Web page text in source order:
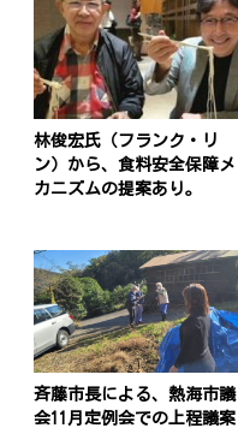
林俊宏氏（フランク・リ
ン）から、食料安全保障メ
カニズムの提案あり。
斉藤市長による、熱海市議
会11月定例会での上程議案